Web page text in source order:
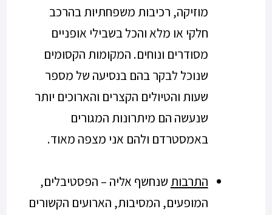
מוזיקה, רכיבות משפחתיות בהרכב
חלקי או מלא והכל בשבילי אופניים
מסודרים ונוחים. המקומות הקסומים
שנוכל לבקר בהם בנסיעה של מספר
שעות והטיולים הקצרים והארוכים יותר
שנעשה הם מיתרונות המגורים
באמסטרדם ולהם אני מצפה מאוד.
התרבותשנחשף אליה – הפסטיבלים,
המופעים, המסיבות, הארועים הקשורים